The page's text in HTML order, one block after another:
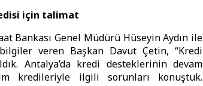
için talimat
Bankası Genel Müdürü Hüseyin Aydın ile
veren Başkan Davut Çetin, “Kredi
Antalya’da kredi desteklerinin devam
kredileriyle ilgili sorunları konuştuk.